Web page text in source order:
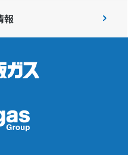
報